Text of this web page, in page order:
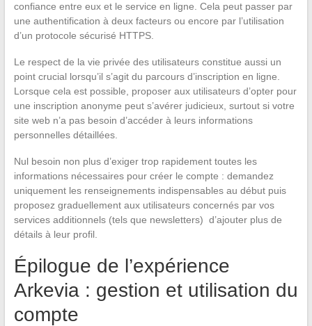
confiance entre eux et le service en ligne. Cela peut passer par
une authentification à deux facteurs ou encore par l’utilisation
d’un protocole sécurisé HTTPS.
Le respect de la vie privée des utilisateurs constitue aussi un
point crucial lorsqu’il s’agit du parcours d’inscription en ligne.
Lorsque cela est possible, proposer aux utilisateurs d’opter pour
une inscription anonyme peut s’avérer judicieux, surtout si votre
site web n’a pas besoin d’accéder à leurs informations
personnelles détaillées.
Nul besoin non plus d’exiger trop rapidement toutes les
informations nécessaires pour créer le compte : demandez
uniquement les renseignements indispensables au début puis
proposez graduellement aux utilisateurs concernés par vos
services additionnels (tels que newsletters) d’ajouter plus de
détails à leur profil.
Épilogue de l’expérience
Arkevia : gestion et utilisation du
compte